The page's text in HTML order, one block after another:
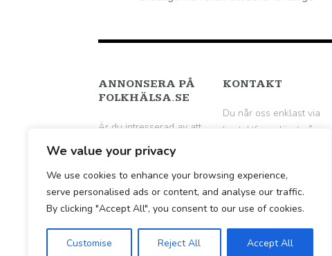
We value your privacy
We use cookies to enhance your browsing experience,
serve personalised ads or content, and analyse our traffic.
By clicking "Accept All", you consent to our use of cookies.
Customise Reject All Accept All
ANNONSERA PÅ
FOLKHÄLSA.SE
Är du intresserad av att
annonsera på
Folkhälsa.se? Hör av dig
till oss per mail för en
vidare diskussion.
KONTAKT
Du når oss enklast via
kontaktformuläret på